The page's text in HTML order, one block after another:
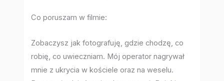
Co poruszam w filmie:
Zobaczysz jak fotografuję, gdzie chodzę, co
robię, co uwieczniam. Mój operator nagrywał
mnie z ukrycia w kościele oraz na weselu.